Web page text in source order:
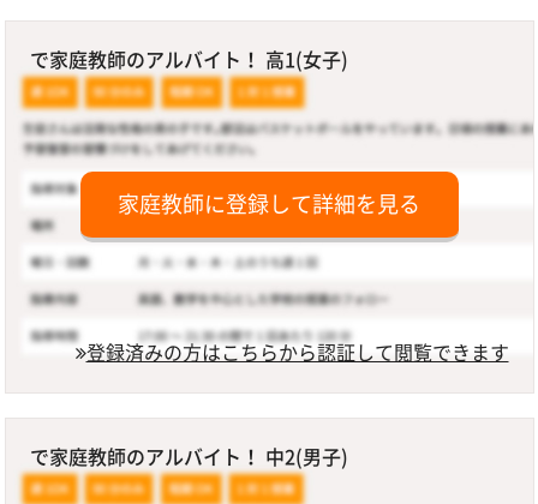
で家庭教師のアルバイト！ 高1(女子)
家庭教師に登録して詳細を見る
登録済みの方はこちらから認証して閲覧できます
で家庭教師のアルバイト！ 中2(男子)